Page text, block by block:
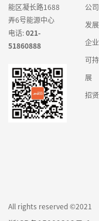
能区凝长路1688
弄6号能源中心
电话:021-
51860888
公
发
企
可
展
招
All rights reserved ©2021